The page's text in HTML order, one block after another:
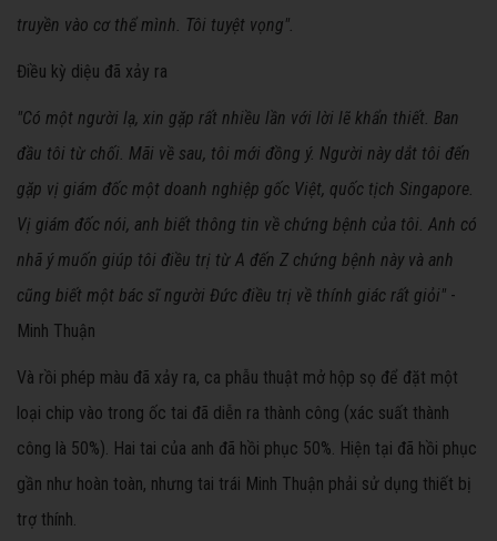
truyền vào cơ thể mình. Tôi tuyệt vọng".
Điều kỳ diệu đã xảy ra
"Có một người lạ, xin gặp rất nhiều lần với lời lẽ khẩn thiết. Ban
đầu tôi từ chối. Mãi về sau, tôi mới đồng ý. Người này dắt tôi đến
gặp vị giám đốc một doanh nghiệp gốc Việt, quốc tịch Singapore.
Vị giám đốc nói, anh biết thông tin về chứng bệnh của tôi. Anh có
nhã ý muốn giúp tôi điều trị từ A đến Z chứng bệnh này và anh
cũng biết một bác sĩ người Đức điều trị về thính giác rất giỏi" -
Minh Thuận
Và rồi phép màu đã xảy ra, ca phẫu thuật mở hộp sọ để đặt một
loại chip vào trong ốc tai đã diễn ra thành công (xác suất thành
công là 50%). Hai tai của anh đã hồi phục 50%. Hiện tại đã hồi phục
gần như hoàn toàn, nhưng tai trái Minh Thuận phải sử dụng thiết bị
trợ thính.